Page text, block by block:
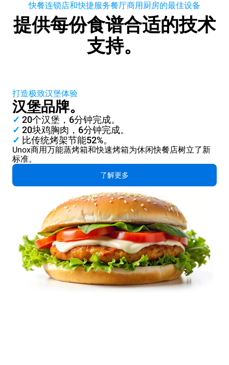
快餐连锁店和快捷服务餐厅商用厨房的最佳设备
提供每份食谱合适的技术
支持。
打造极致汉堡体验
汉堡品牌。
✓ 20个汉堡，6分钟完成。
✓ 20块鸡胸肉，6分钟完成。
✓ 比传统烤架节能52%。
Unox商用万能蒸烤箱和快速烤箱为休闲快餐店树立了新
标准。
了解更多